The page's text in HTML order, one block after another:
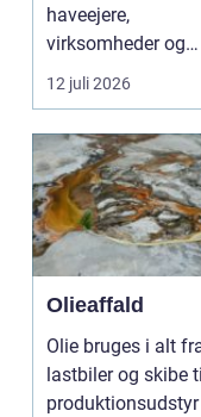
haveejere,
virksomheder og
12 juli 2026
Olieaffald
Olie bruges i alt
lastbiler og skibe til